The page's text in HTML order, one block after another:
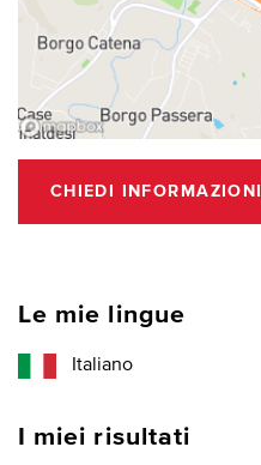
CHIEDI INFORMAZIONI
Le mie lingue
Italiano
I miei risultati